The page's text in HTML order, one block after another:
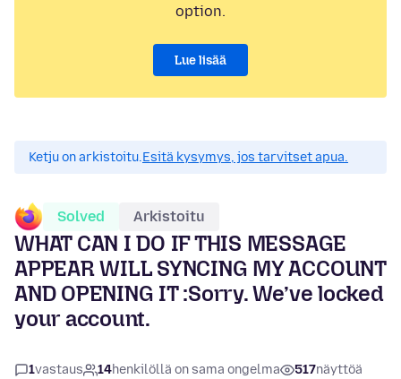
option.
Lue lisää
Ketju on arkistoitu.Esitä kysymys, jos tarvitset apua.
Solved Arkistoitu
WHAT CAN I DO IF THIS MESSAGE
APPEAR WILL SYNCING MY ACCOUNT
AND OPENING IT :Sorry. We’ve locked
your account.
1vastaus 14henkilöllä on sama ongelma 517näyttöä